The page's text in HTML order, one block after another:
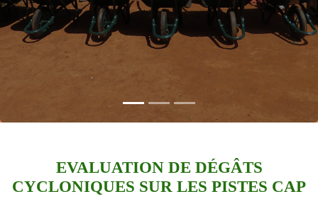
EVALUATION DE DÉGÂTS
CYCLONIQUES SUR LES PISTES CAP